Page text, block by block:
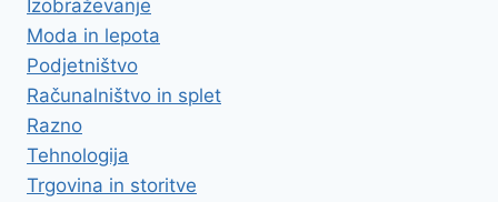
Izobraževanje
Moda in lepota
Podjetništvo
Računalništvo in splet
Razno
Tehnologija
Trgovina in storitve